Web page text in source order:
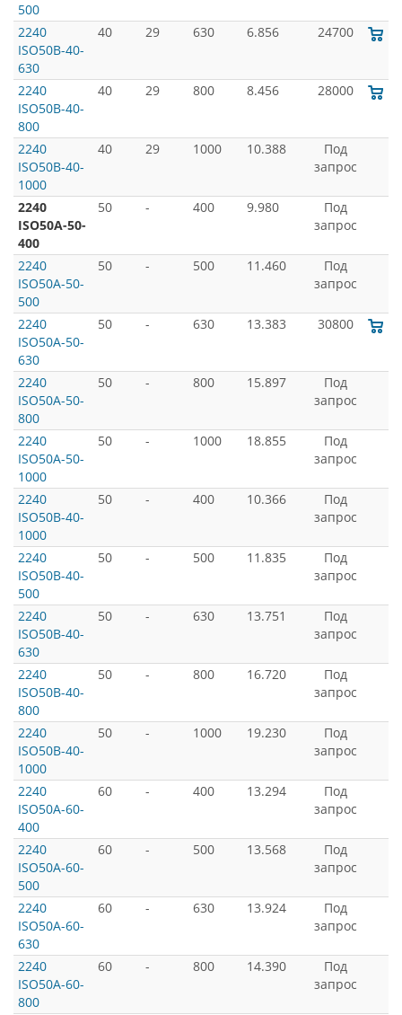
500
2240
ISO50B-40-
630
40 29 630 6.856 24700
2240
ISO50B-40-
800
40 29 800 8.456 28000
2240
ISO50B-40-
1000
40 29 1000 10.388
Под
запрос
2240
ISO50A-50-
400
50 - 400 9.980
Под
запрос
2240
ISO50A-50-
500
50 - 500 11.460
Под
запрос
2240
ISO50A-50-
630
50 - 630 13.383 30800
2240
ISO50A-50-
800
50 - 800 15.897
Под
запрос
2240
ISO50A-50-
1000
50 - 1000 18.855
Под
запрос
2240
ISO50B-40-
1000
50 - 400 10.366
Под
запрос
2240
ISO50B-40-
500
50 - 500 11.835
Под
запрос
2240
ISO50B-40-
630
50 - 630 13.751
Под
запрос
2240
ISO50B-40-
800
50 - 800 16.720
Под
запрос
2240
ISO50B-40-
1000
50 - 1000 19.230
Под
запрос
2240
ISO50A-60-
400
60 - 400 13.294
Под
запрос
2240
ISO50A-60-
500
60 - 500 13.568
Под
запрос
2240
ISO50A-60-
630
60 - 630 13.924
Под
запрос
2240
ISO50A-60-
800
60 - 800 14.390
Под
запрос